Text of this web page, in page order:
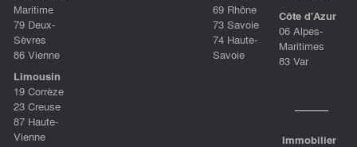
Maritime
79 Deux-
Sèvres
86 Vienne
Limousin
19 Corrèze
23 Creuse
87 Haute-
Vienne
69 Rhône
73 Savoie
74 Haute-
Savoie
Côte d'Azur
06 Alpes-
Maritimes
83 Var
Immobilier